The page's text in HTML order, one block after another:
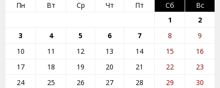
Пн
Вт Ср Чт Пт Сб
Вс
1
2
3
4 5 6 7 8
9
10
11 12 13 14 15
16
17
18 19 20 21 22
23
24
25 26 27 28 29
30